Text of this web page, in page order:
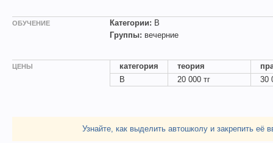
ОБУЧЕНИЕ Категории: B
Группы: вечерние
ЦЕНЫ категория теория
B
20 000 тг 30
Узнайте, как выделить автошколу и закрепить её